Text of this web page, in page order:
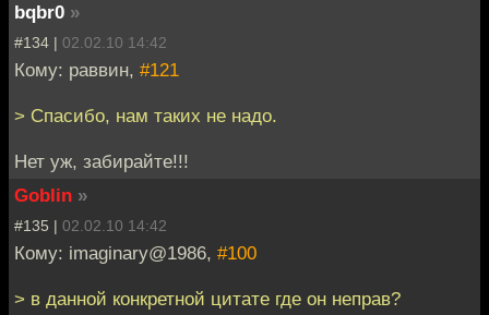
bqbr0 »
#134 | 02.02.10 14:42
Кому: раввин, #121
> Спасибо, нам таких не надо.
Нет уж, забирайте!!!
Goblin »
#135 | 02.02.10 14:42
Кому: imaginary@1986, #100
> в данной конкретной цитате где он неправ?